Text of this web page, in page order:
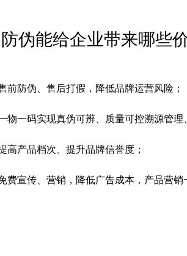
伪能给企业带来哪些
前防伪、售后打假，降低品牌运营风险；
物一码实现真伪可辨、质量可控溯源管理
高产品档次、提升品牌信誉度；
费宣传、营销，降低广告成本，产品营销